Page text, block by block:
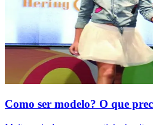
Como ser modelo? O que